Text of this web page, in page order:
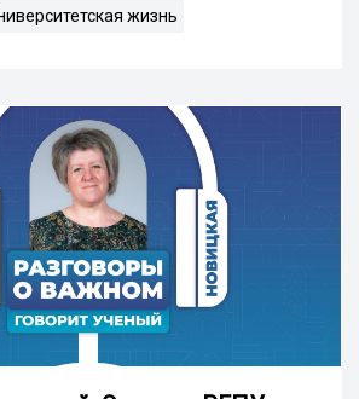
жизнь